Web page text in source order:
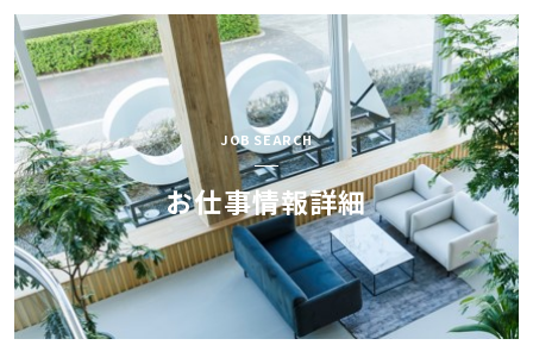
お仕事検索
AOCが
選ばれる理由
お仕事開始の流れ
スペシャル
コンテンツ
AOC BLOG 会社紹介
JOB SEARCH
お仕事情報詳細